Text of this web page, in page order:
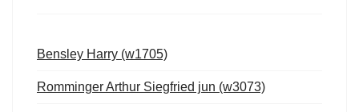
Bensley Harry (w1705)
Romminger Arthur Siegfried jun (w3073)